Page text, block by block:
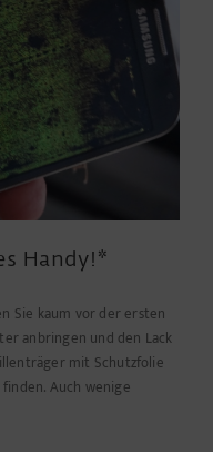
Handy!*
Sie kaum vor der ersten
anbringen und den Lack
mit Schutzfolie
Auch wenige